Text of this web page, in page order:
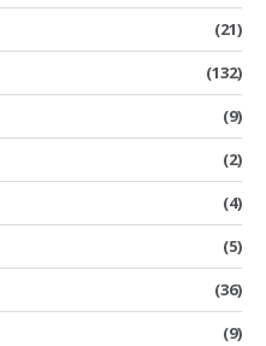
(21)
(132)
(9)
(2)
(4)
(5)
(36)
(9)